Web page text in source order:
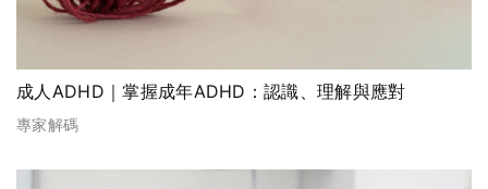
成人ADHD｜掌握成年ADHD：認識、理解與應對
專家解碼